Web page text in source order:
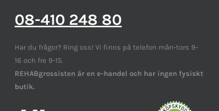
08-410 248 80
Har du frågor? Ring oss! Vi finns på telefon mån-tors 9-
16 och fre 9-15.
REHABgrossisten är en e-handel och har ingen fysiskt
butik.